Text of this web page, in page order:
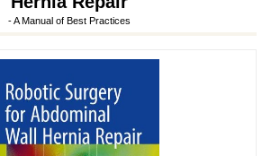
- A Manual of Best Practices